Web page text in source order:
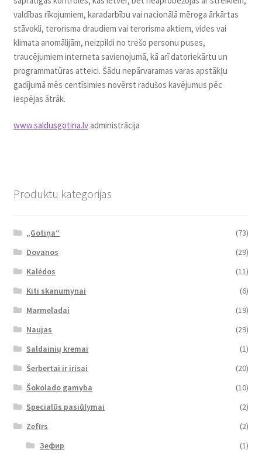
valdības rīkojumiem, karadarbību vai nacionālā mēroga ārkārtas
stāvokli, terorisma draudiem vai terorisma aktiem, vides vai
klimata anomālijām, neizpildi no trešo personu puses,
traucējumiem interneta savienojumā, kā arī datoriekārtu un
programmatūras atteici. Šādu nepārvaramas varas apstākļu
gadījumā mēs centīsimies novērst radušos kavējumus pēc
iespējas ātrāk.
www.saldusgotina.lvadministrācija
Produktu kategorijas
„Gotiņa“
(73)
Dovanos
(29)
Kalėdos
(11)
Kiti skanumynai
(6)
Marmeladai
(19)
Naujas
(29)
Saldainių kremai
(1)
Šerbertai ir irisai
(20)
Šokolado gamyba
(10)
Specialūs pasiūlymai
(2)
Zefīrs
(2)
Зефир
(1)